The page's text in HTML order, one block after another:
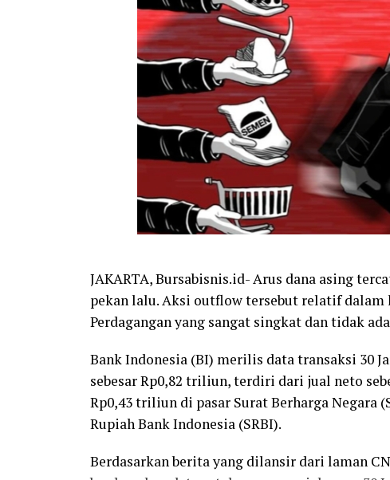
JAKARTA, Bursabisnis.id- Arus dana asing
pekan lalu. Aksi outflow tersebut relatif
Perdagangan yang sangat singkat dan tidak
Bank Indonesia (BI) merilis data transaksi 30
sebesar Rp0,82 triliun, terdiri dari jual neto
Rp0,43 triliun di pasar Surat Berharga Negara
Rupiah Bank Indonesia (SRBI).
Berdasarkan berita yang dilansir dari laman